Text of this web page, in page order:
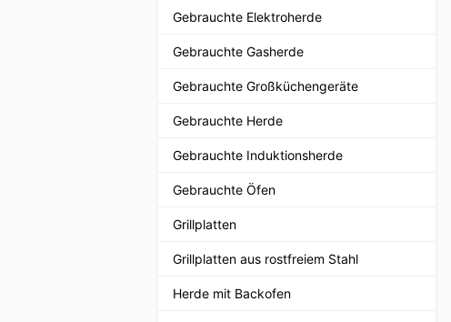
Gebrauchte Elektroherde
Gebrauchte Gasherde
Gebrauchte Großküchengeräte
Gebrauchte Herde
Gebrauchte Induktionsherde
Gebrauchte Öfen
Grillplatten
Grillplatten aus rostfreiem Stahl
Herde mit Backofen